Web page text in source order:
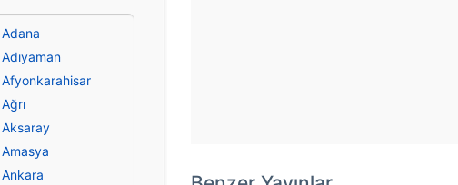
Adana
Adıyaman
Afyonkarahisar
Ağrı
Aksaray
Amasya
Ankara